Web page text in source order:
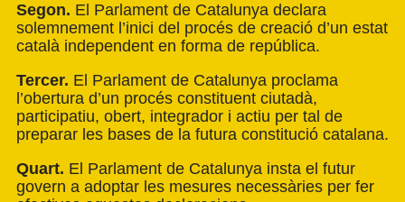
Segon. El Parlament de Catalunya declara
solemnement l’inici del procés de creació d’un estat
català independent en forma de república.
Tercer. El Parlament de Catalunya proclama
l’obertura d’un procés constituent ciutadà,
participatiu, obert, integrador i actiu per tal de
preparar les bases de la futura constitució catalana.
Quart. El Parlament de Catalunya insta el futur
govern a adoptar les mesures necessàries per fer